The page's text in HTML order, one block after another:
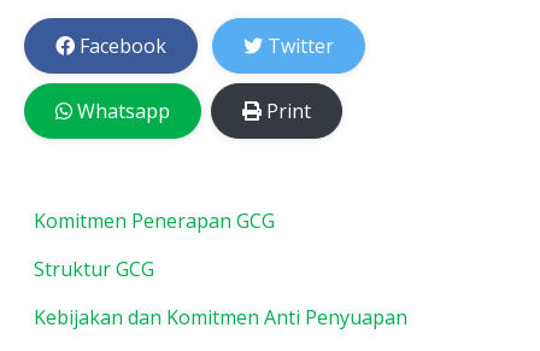
Komitmen Penerapan GCG
Struktur GCG
Kebijakan dan Komitmen Anti Penyuapan
Facebook Twitter
Whatsapp Print